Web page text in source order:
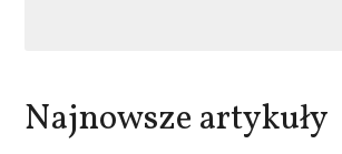
Najnowsze artykuły